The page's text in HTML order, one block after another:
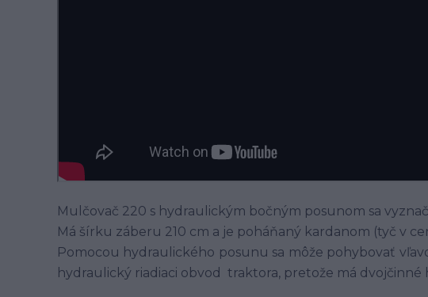
Mulčovač 220 s hydraulickým bočným posunom sa
Má šírku záberu 210 cm a je poháňaný kardanom (tyč v
Pomocou hydraulického posunu sa môže pohybovať
hydraulický riadiaci obvod traktora, pretože má dvojčinné